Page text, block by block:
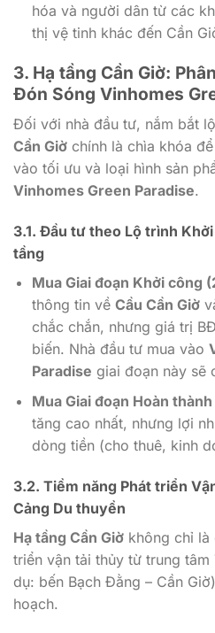
hóa và người dân từ các
thị vệ tinh khác đến Cần
3. Hạ tầng Cần Giờ:
Đón Sóng Vinhomes
Đối với nhà đầu tư, nắm bắt
Cần Giờ chính là chìa khóa
vào tối ưu và loại hình sản
Vinhomes Green Paradise.
3.1. Đầu tư theo Lộ trình
tầng
Mua Giai đoạn Khởi công
thông tin về Cầu Cần Giờ
chắc chắn, nhưng giá trị
biến. Nhà đầu tư mua vào
Paradise giai đoạn này sẽ
Mua Giai đoạn Hoàn
tăng cao nhất, nhưng lợi
dòng tiền (cho thuê, kinh
3.2. Tiềm năng Phát triển
Cảng Du thuyền
Hạ tầng Cần Giờ không chỉ
triển vận tải thủy từ trung tâm
dụ: bến Bạch Đằng – Cần
hoạch.